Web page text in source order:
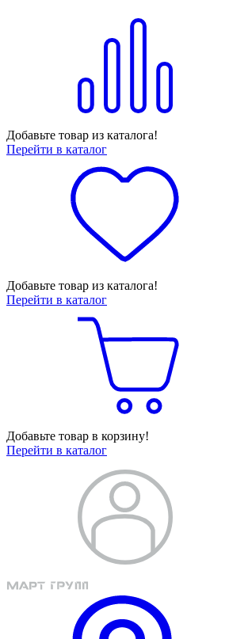
Добавьте товар из каталога!
Перейти в каталог
Добавьте товар из каталога!
Перейти в каталог
Добавьте товар в корзину!
Перейти в каталог